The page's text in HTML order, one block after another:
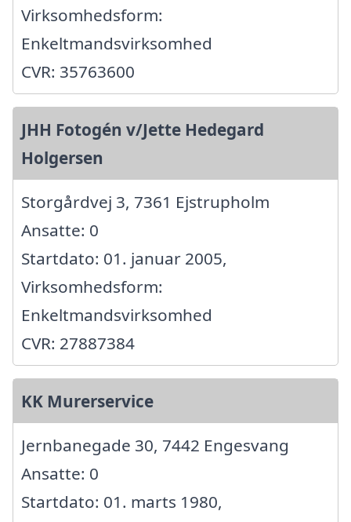
Virksomhedsform:
Enkeltmandsvirksomhed
CVR: 35763600
JHH Fotogén v/Jette Hedegard
Holgersen
Storgårdvej 3, 7361 Ejstrupholm
Ansatte: 0
Startdato: 01. januar 2005,
Virksomhedsform:
Enkeltmandsvirksomhed
CVR: 27887384
KK Murerservice
Jernbanegade 30, 7442 Engesvang
Ansatte: 0
Startdato: 01. marts 1980,